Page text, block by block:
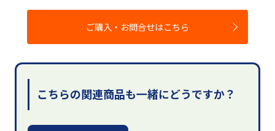
ご購入・お問合せはこちら
こちらの関連商品も一緒にどうですか？